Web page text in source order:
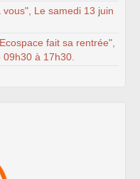
vous", Le samedi 13 juin
fait sa rentrée",
à 17h30.